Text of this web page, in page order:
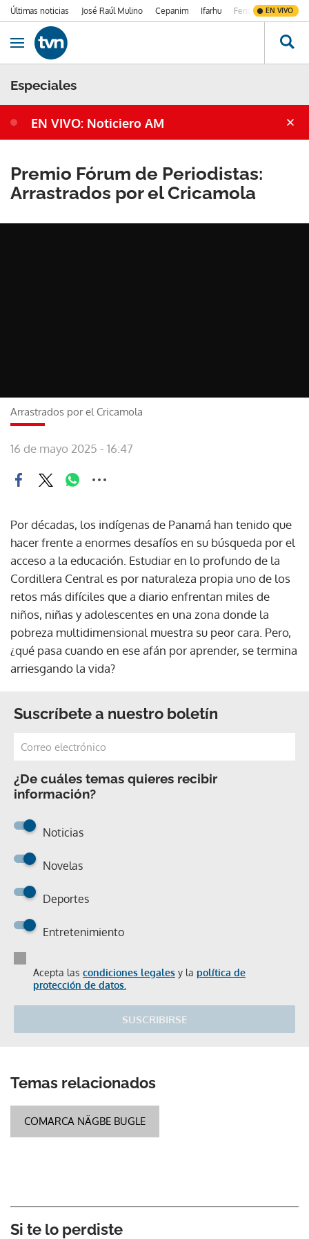
Últimas noticias José Raúl Mulino Cepanim Ifarhu Fenómeno de El
EN VIVO
Ir al contenido
Obrir navegació
Especiales
EN VIVO: Noticiero AM
Premio Fórum de Periodistas:
Arrastrados por el Cricamola
Arrastrados por el Cricamola
16 de mayo 2025 - 16:47
Por décadas, los indígenas de Panamá han tenido que
hacer frente a enormes desafíos en su búsqueda por el
acceso a la educación. Estudiar en lo profundo de la
Cordillera Central es por naturaleza propia uno de los
retos más difíciles que a diario enfrentan miles de
niños, niñas y adolescentes en una zona donde la
pobreza multidimensional muestra su peor cara. Pero,
¿qué pasa cuando en ese afán por aprender, se termina
arriesgando la vida?
Suscríbete a nuestro boletín
¿De cuáles temas quieres recibir
información?
Noticias
Novelas
Deportes
Entretenimiento
Acepta las condiciones legales y la política de
protección de datos.
SUSCRIBIRSE
Temas relacionados
COMARCA NÄGBE BUGLE
Si te lo perdiste